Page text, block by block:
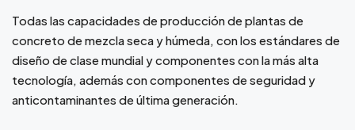
Todas las capacidades de producción de plantas de
concreto de mezcla seca y húmeda, con los estándares de
diseño de clase mundial y componentes con la más alta
tecnología, además con componentes de seguridad y
anticontaminantes de última generación.